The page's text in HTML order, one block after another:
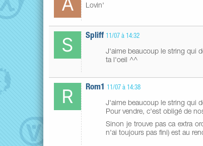
Lovin'
Spliff 11/07 à 14:32
J'aime beaucoup le string qui
ta l'oeil ^^
Rom1 11/07 à 14:38
J'aime beaucoup le string qui
Pour vendre, c'est obligé de
Sinon je trouve pas ca extra
n'ai toujours pas fini) est au